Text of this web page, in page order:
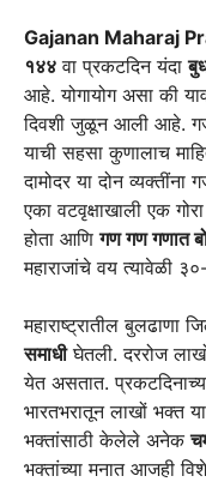
Gajanan Maharaj
१४४ वा प्रकटदिन यंदा
आहे. योगायोग असा की
दिवशी जुळून आली आहे.
याची सहसा कुणालाच
दामोदर या दोन
एका वटवृक्षाखाली एक
होता आणिगण गण गणात
महाराजांचे वय त्यावेळी
महाराष्ट्रातील बुलढाणा
समाधीघेतली. दररोज
येत असतात.
भारतभरातून लाखों भक्त
भक्तांसाठी केलेले अनेक
भक्तांच्या मनात आजही